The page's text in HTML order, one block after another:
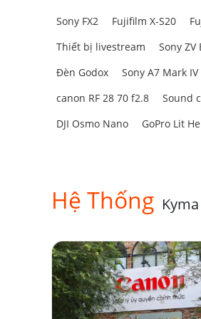
Micro được tích hợp
lớn cho streamer và
Sony FX2
Fujifilm X-S20
Thiết bị livestream
Sony ZV
Đèn Godox
Sony A7 Mark IV
canon RF 28 70 f2.8
Sound
DJI Osmo Nano
GoPro Lit
Hệ Thống Kyma